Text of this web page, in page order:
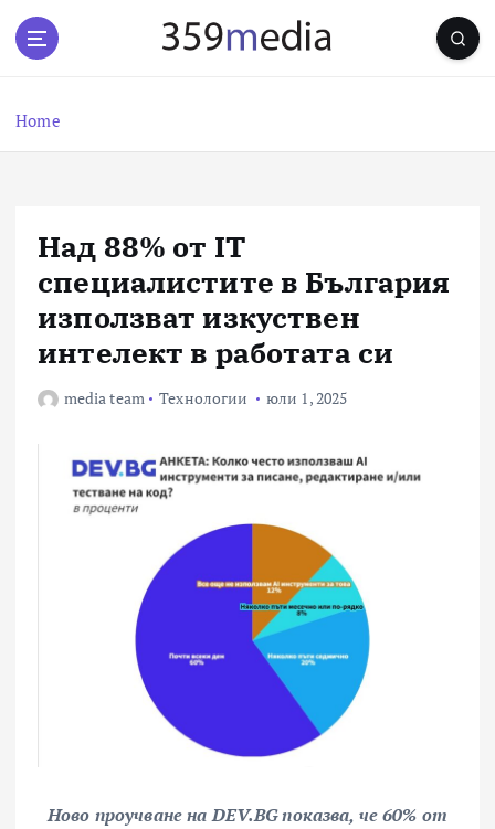
Home
Над 88% от IT
специалистите в България
използват изкуствен
интелект в работата си
media team Технологии юли 1, 2025
Ново проучване на DEV.BG показва, че 60% от